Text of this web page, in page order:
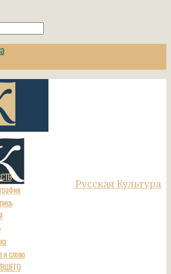
Русская Культура
и слово